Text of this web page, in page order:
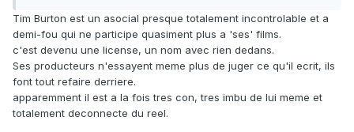
Tim Burton est un asocial presque totalement incontrolable et a
demi-fou qui ne participe quasiment plus a 'ses' films.
c'est devenu une license, un nom avec rien dedans.
Ses producteurs n'essayent meme plus de juger ce qu'il ecrit, ils
font tout refaire derriere.
apparemment il est a la fois tres con, tres imbu de lui meme et
totalement deconnecte du reel.